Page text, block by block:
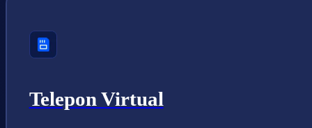
Telepon Virtual